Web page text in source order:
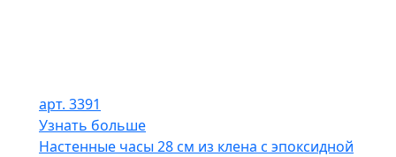
арт. 3391
Узнать больше
Настенные часы 28 см из клена с эпоксидной